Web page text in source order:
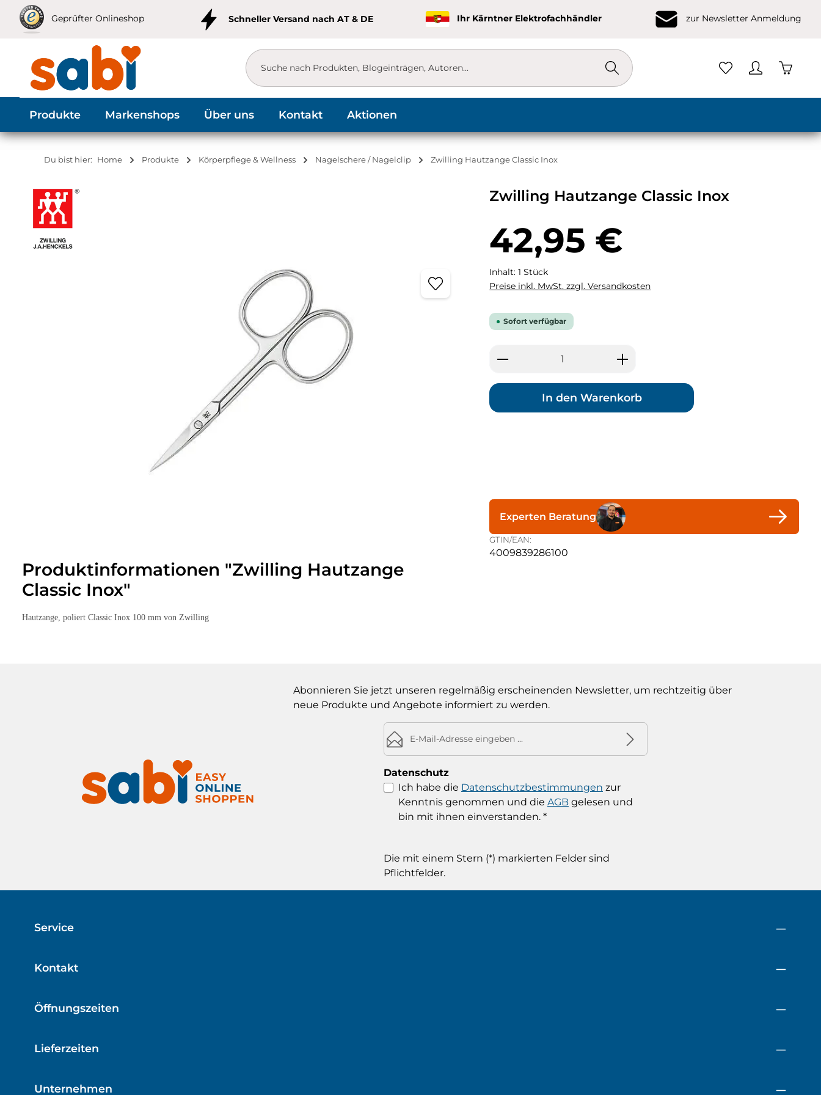
Hauptinhalt springen
Zur Suche springen
Zur Hauptnavigation springen
Geprüfter Onlineshop Schneller Versand nach AT & DE Ihr Kärntner Elektrofachhändler zur Newsletter Anmeldung
Produkte Markenshops Über uns Kontakt Aktionen
Du bist hier: Home Produkte Körperpflege & Wellness Nagelschere / Nagelclip Zwilling Hautzange Classic Inox
Zwilling Hautzange Classic Inox
42,95 €
Inhalt:1 Stück
Preise inkl. MwSt. zzgl. Versandkosten
Sofort verfügbar
Produkt Anzahl: Gib den gewünschten
In den Warenkorb
Experten Beratung
GTIN/EAN:
4009839286100
Produktinformationen "Zwilling Hautzange
Classic Inox"
Hautzange, poliert Classic Inox 100 mm von Zwilling
Abonnieren Sie jetzt unseren regelmäßig erscheinenden Newsletter, um rechtzeitig über
neue Produkte und Angebote informiert zu werden.
E-Mail-Adresse*
Datenschutz
Ich habe die Datenschutzbestimmungen zur
Kenntnis genommen und die AGBgelesen und
bin mit ihnen einverstanden. *
Die mit einem Stern (*) markierten Felder sind
Pflichtfelder.
Kontakt
Öffnungszeiten
Service
Unternehmen
Lieferzeiten